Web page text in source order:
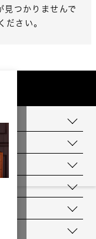
見つかりませんで
ださい。